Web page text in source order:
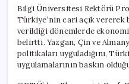
Bilgi Üniversitesi Rektörü
Türkiye’nin cari açık
verildiği dönemlerde
belirtti. Yazgan, Çin ve
politikaları uyguladığını,
uygulamalarının baskın